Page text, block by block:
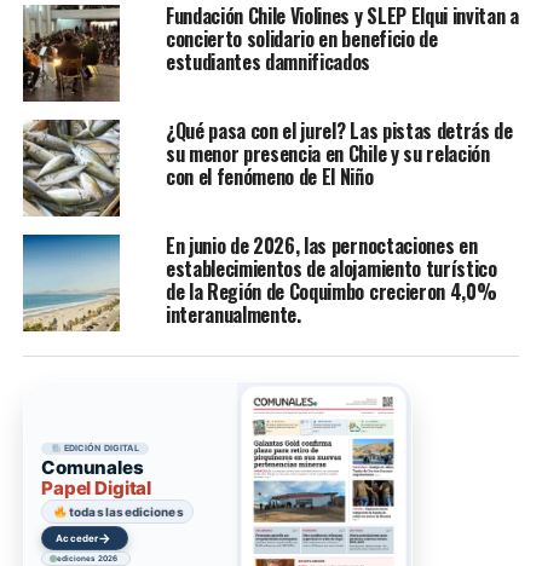
Fundación Chile Violines y SLEP Elqui invitan a
concierto solidario en beneficio de
estudiantes damnificados
¿Qué pasa con el jurel? Las pistas detrás de
su menor presencia en Chile y su relación
con el fenómeno de El Niño
En junio de 2026, las pernoctaciones en
establecimientos de alojamiento turístico
de la Región de Coquimbo crecieron 4,0%
interanualmente.
EDICIÓN DIGITAL
Comunales
Papel Digital
todas las ediciones
Acceder→
ediciones 2026